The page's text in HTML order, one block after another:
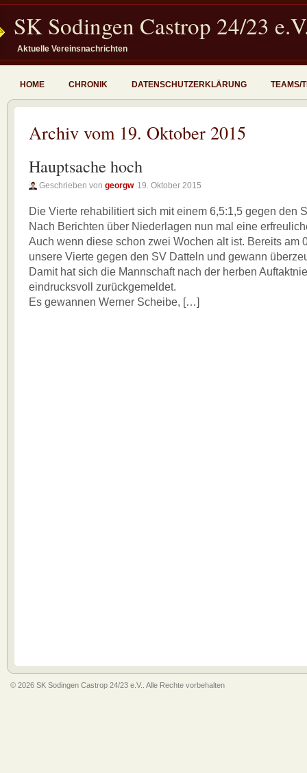
SK Sodingen Castrop 24/23
Aktuelle Vereinsnachrichten
HOME CHRONIK DATENSCHUTZERKLÄRUNG TEAMS/
Archiv vom 19. Oktober 2015
Hauptsache hoch
Geschrieben von georgw 19. Oktober 2015
Die Vierte rehabilitiert sich mit einem 6,5:1,5 gegen den
Nach Berichten über Niederlagen nun mal eine
Auch wenn diese schon zwei Wochen alt ist. Bereits am
unsere Vierte gegen den SV Datteln und gewann
Damit hat sich die Mannschaft nach der herben
eindrucksvoll zurückgemeldet.
Es gewannen Werner Scheibe, […]
© 2026 SK Sodingen Castrop 24/23 e.V.. Alle Rechte vorbehalten